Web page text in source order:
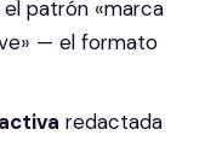
patrón «marca
— el formato
redactada